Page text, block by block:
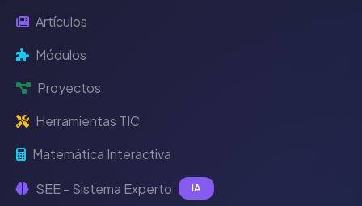
Artículos
Módulos
Proyectos
Herramientas TIC
Matemática Interactiva
SEE - Sistema Experto IA